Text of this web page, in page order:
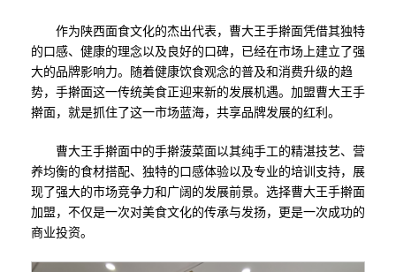
作为陕西面食文化的杰出代表，曹大王手擀面凭借其独特
的口感、健康的理念以及良好的口碑，已经在市场上建立了强
大的品牌影响力。随着健康饮食观念的普及和消费升级的趋
势，手擀面这一传统美食正迎来新的发展机遇。加盟曹大王手
擀面，就是抓住了这一市场蓝海，共享品牌发展的红利。
曹大王手擀面中的手擀菠菜面以其纯手工的精湛技艺、营
养均衡的食材搭配、独特的口感体验以及专业的培训支持，展
现了强大的市场竞争力和广阔的发展前景。选择曹大王手擀面
加盟，不仅是一次对美食文化的传承与发扬，更是一次成功的
商业投资。